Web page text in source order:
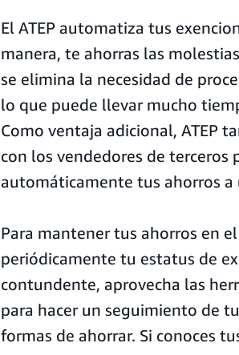
El ATEP automatiza tus
manera, te ahorras las
se elimina la necesidad de
lo que puede llevar mucho
Como ventaja adicional, ATEP
con los vendedores de terceros
automáticamente tus ahorros
Para mantener tus ahorros en
periódicamente tu estatus de
contundente, aprovecha las
para hacer un seguimiento de
formas de ahorrar. Si conoces